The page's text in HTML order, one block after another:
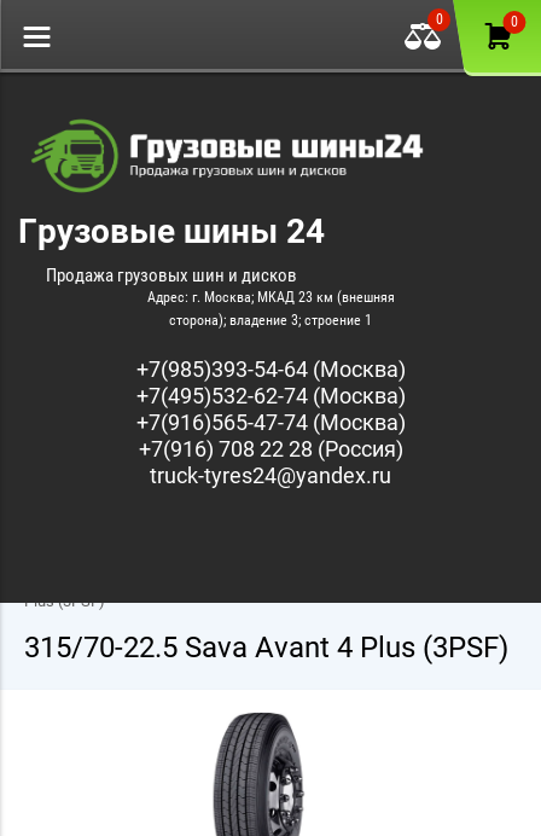
0
0
Грузовые шины 24
Продажа грузовых шин и дисков
Адрес: г. Москва; МКАД 23 км (внешняя
сторона); владение 3; строение 1
+7(985)393-54-64 (Москва)
+7(495)532-62-74 (Москва)
+7(916)565-47-74 (Москва)
+7(916) 708 22 28 (Россия)
truck-tyres24@yandex.ru
Plus (3PSF)
315/70-22.5 Sava Аvant 4 Plus (3PSF)